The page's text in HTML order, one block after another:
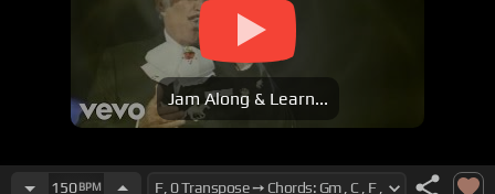
Jam Along & Learn...
150BPM